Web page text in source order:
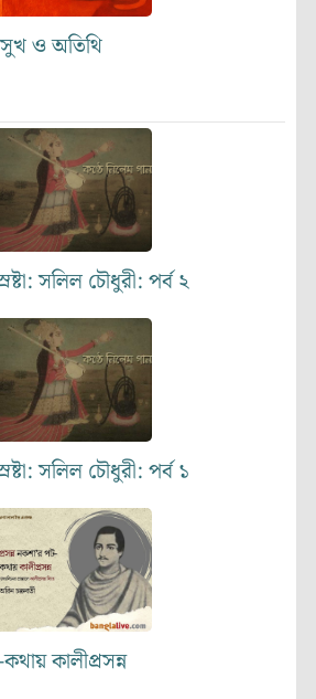
ও অতিথি
সলিল চৌধুরী: পর্ব ২
সলিল চৌধুরী: পর্ব ১
কালীপ্রসন্ন